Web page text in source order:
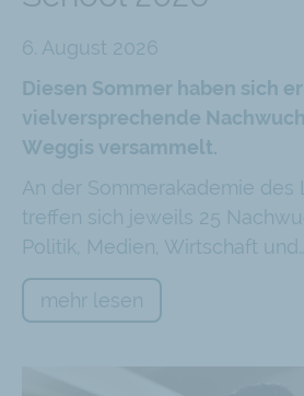
6. August 2026
Diesen Sommer haben sich
vielversprechende
Weggis versammelt.
An der Sommerakademie des
treffen sich jeweils 25
Politik, Medien, Wirtschaft
mehr lesen